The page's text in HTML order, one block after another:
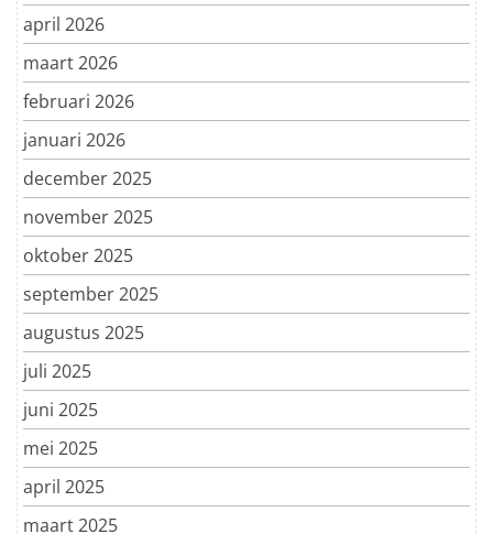
april 2026
maart 2026
februari 2026
januari 2026
december 2025
november 2025
oktober 2025
september 2025
augustus 2025
juli 2025
juni 2025
mei 2025
april 2025
maart 2025